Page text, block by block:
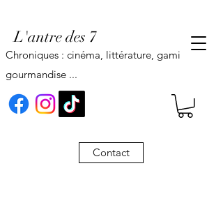
L'antre des 7
Contact
Chroniques : cinéma, littérature, gaming,
gourmandise ...